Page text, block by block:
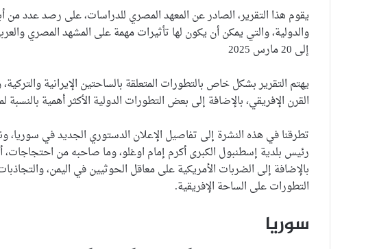
يقوم هذا التقرير، الصادر عن المعهد المصري للدراسات، على رصد عدد من
إلى 20 مارس 2025
يهتم التقرير بشكل خاص بالتطورات المتعلقة بالساحتين الإيرانية
القرن الإفريقي، بالإضافة إلى بعض التطورات الدولية الأكثر أهمية بالنسبة
تطرقنا في هذه النشرة إلى تفاصيل الإعلان الدستوري الجديد في سوريا،
رئيس بلدية إسطنبول الكبرى أكرم إمام اوغلو، وما صاحبه من احتجاجات،
بالإضافة إلى الضربات الأمريكية على معاقل الحوثيين في اليمن،
التطورات على الساحة الإفريقية.
سوريا